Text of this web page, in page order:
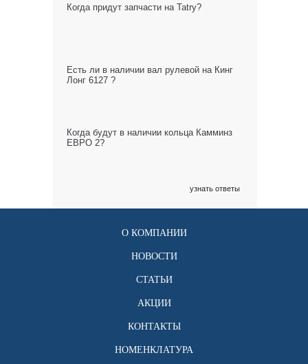
Когда придут запчасти на Tatry?
Есть ли в наличии вал рулевой на Кинг
Лонг 6127 ?
Когда будут в наличии кольца Камминз
ЕВРО 2?
узнать ответы
О КОМПАНИИ
НОВОСТИ
СТАТЬИ
АКЦИИ
КОНТАКТЫ
НОМЕНКЛАТУРА